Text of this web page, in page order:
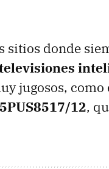
sitios donde
jugosos,
12,